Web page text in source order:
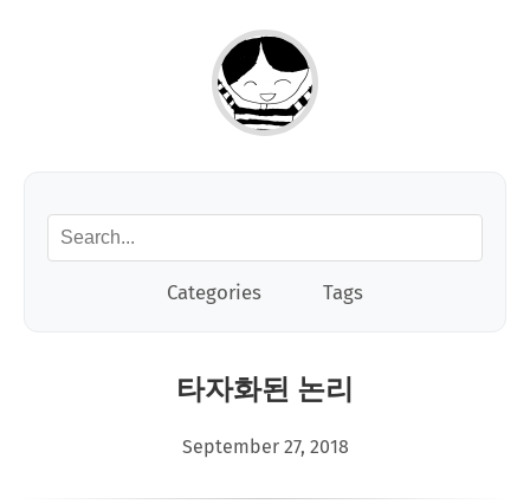
Categories Tags
타자화된 논리
September 27, 2018